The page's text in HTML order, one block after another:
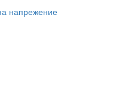
напрежение